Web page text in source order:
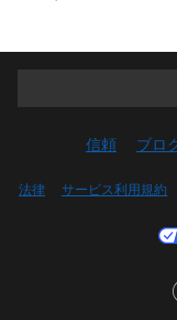
信頼 ブロ
法律 サービス利用規約